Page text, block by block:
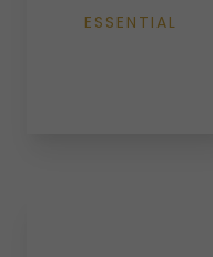
ESSENTIAL